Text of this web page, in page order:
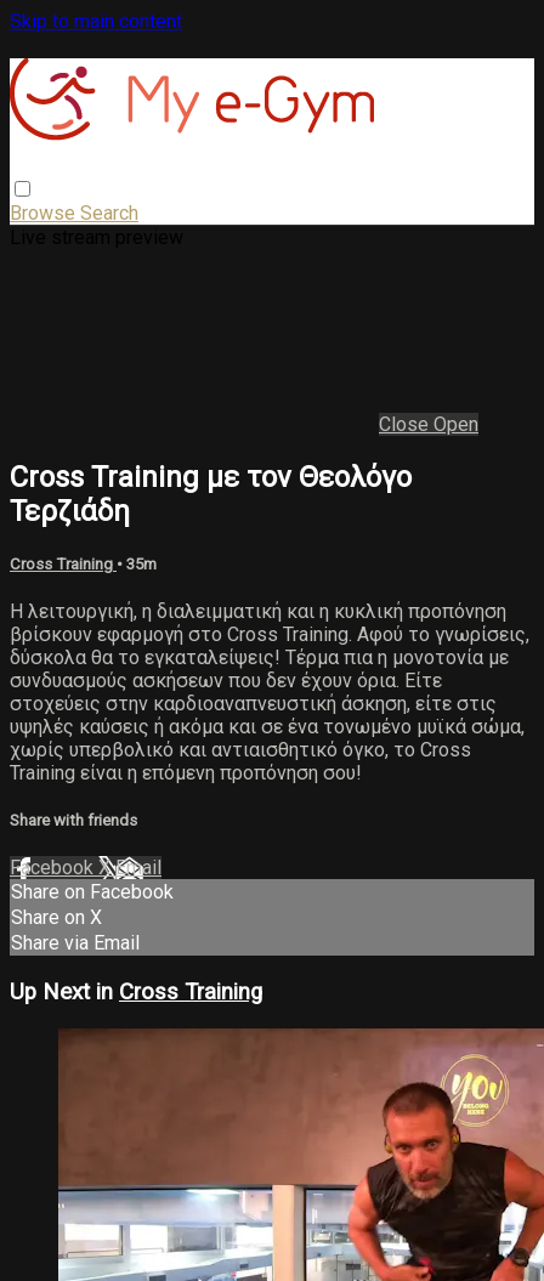
Skip to main content
Browse Search
Close Open
Cross Training με τον Θεολόγο
Τερζιάδη
Cross Training • 35m
Η λειτουργική, η διαλειμματική και η κυκλική προπόνηση
βρίσκουν εφαρμογή στο Cross Training. Αφού το γνωρίσεις,
δύσκολα θα το εγκαταλείψεις! Τέρμα πια η μονοτονία με
συνδυασμούς ασκήσεων που δεν έχουν όρια. Είτε
στοχεύεις στην καρδιοαναπνευστική άσκηση, είτε στις
υψηλές καύσεις ή ακόμα και σε ένα τονωμένο μυϊκά σώμα,
χωρίς υπερβολικό και αντιαισθητικό όγκο, το Cross
Training είναι η επόμενη προπόνηση σου!
Share with friends
Facebook XEmail
Share on Facebook
Share on X
Share via Email
Up Next in Cross Training